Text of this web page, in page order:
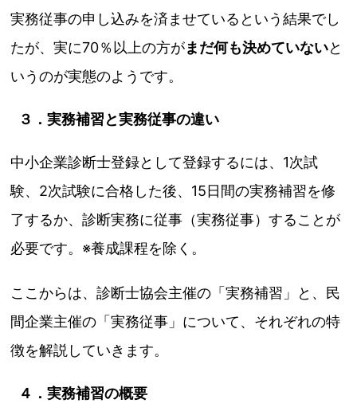
実務従事の申し込みを済ませているという結果でし
たが、実に70％以上の方がまだ何も決めていないと
いうのが実態のようです。
３．実務補習と実務従事の違い
中小企業診断士登録として登録するには、1次試
験、2次試験に合格した後、15日間の実務補習を修
了するか、診断実務に従事（実務従事）することが
必要です。※養成課程を除く。
ここからは、診断士協会主催の「実務補習」と、民
間企業主催の「実務従事」について、それぞれの特
徴を解説していきます。
４．実務補習の概要